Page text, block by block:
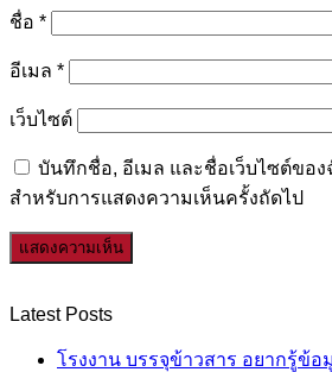
ชื่อ *
อีเมล *
เว็บไซต์
บันทึกชื่อ, อีเมล และชื่อเว็บไซต์ของ
สำหรับการแสดงความเห็นครั้งถัดไป
Latest Posts
โรงงาน บรรจุข้าวสาร อยากรู้ข้